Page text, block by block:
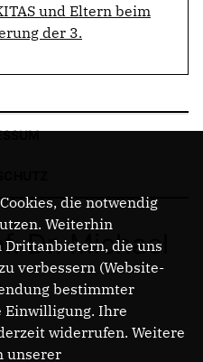
und Eltern beim
der 3.
Dr. Michael
die notwendig
Weiterhin
Drittanbietern, die uns
verbessern (Website-
bestimmter
Einwilligung. Ihre
widerrufen. Weitere
unserer